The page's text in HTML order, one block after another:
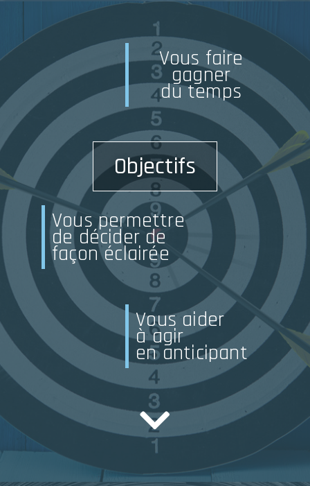
Vous faire
gagner
du temps
Objectifs
Vous permettre
de décider de
façon éclairée
Vous aider
à agir
en anticipant